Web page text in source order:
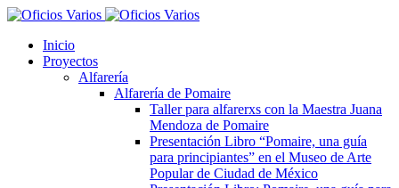
Inicio
Proyectos
Alfarería
Alfarería de Pomaire
Taller para alfarerxs con la Maestra Juana
Mendoza de Pomaire
Presentación Libro “Pomaire, una guía
para principiantes” en el Museo de Arte
Popular de Ciudad de México